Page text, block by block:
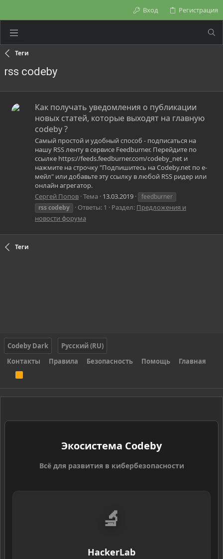
Вход Регистрация
Теги
rss codeby
Как получать уведомления о публикации
новых статей, которые выходят на главную
codeby ?
Самый простой и удобный способ - подписаться на
нашу RSS ленту в сервисе Feedburner. Перейдите по
ссылке https://feeds.feedburner.com/codeby_net и
нажмите на строчку "Подпишитесь на Codeby.net по е-
мейл" или добавьте эту ссылку в любой RSS ридер или
онлайн агрегатор.
Сергей Попов Тема 13.03.2019
feedburner
rsscodeby Ответы: 1 Раздел: Предложения и
новости форума
Теги
Codeby Dark
Русский (RU)
Контакты
Правила Безопасность Помощь Главная
S
Экосистема Codeby
Всё для развития в кибербезопасности
🔬
HackerLab